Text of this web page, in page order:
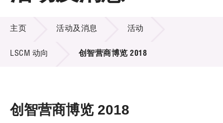
关于LSCM
技术商品化
项目及资助计划
活动及消息
活动及消息
主页 活动及消息 活动
LSCM 动向 创智营商博览 2018
创智营商博览 2018